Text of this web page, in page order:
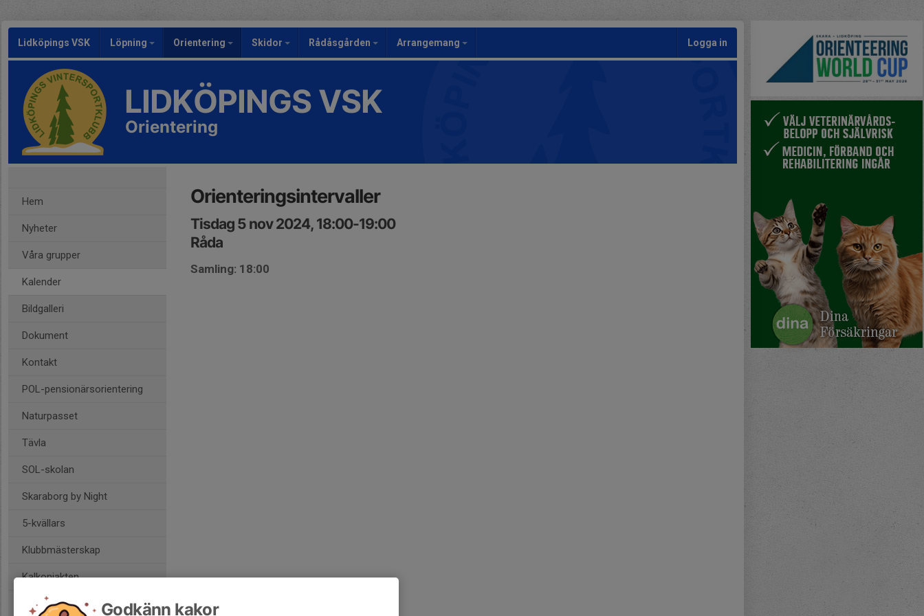
Lidköpings VSK Löpning Orientering Skidor Rådåsgården Arrangemang Logga in
LIDKÖPINGS VSK
Orientering
Hem
Nyheter
Våra grupper
Kalender
Bildgalleri
Dokument
Kontakt
POL-pensionärsorientering
Naturpasset
Tävla
SOL-skolan
Skaraborg by Night
5-kvällars
Klubbmästerskap
Kalkonjakten
Klubbpoängen
Orienteringsintervaller
Tisdag 5 nov 2024, 18:00-19:00
Råda
Samling: 18:00
Godkänn kakor